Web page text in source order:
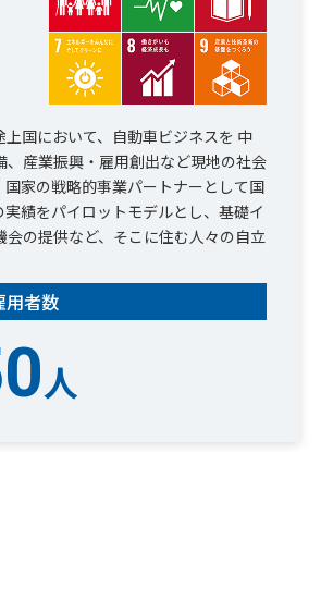
国において、自動車ビジネスを 中
産業振興・雇用創出など現地の社会
家の戦略的事業パートナーとして国
績をパイロットモデルとし、基礎イ
の提供など、そこに住む人々の自立
用者数
人